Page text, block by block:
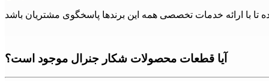
آیا قطعات محصولات شکار جنرال موجود است؟